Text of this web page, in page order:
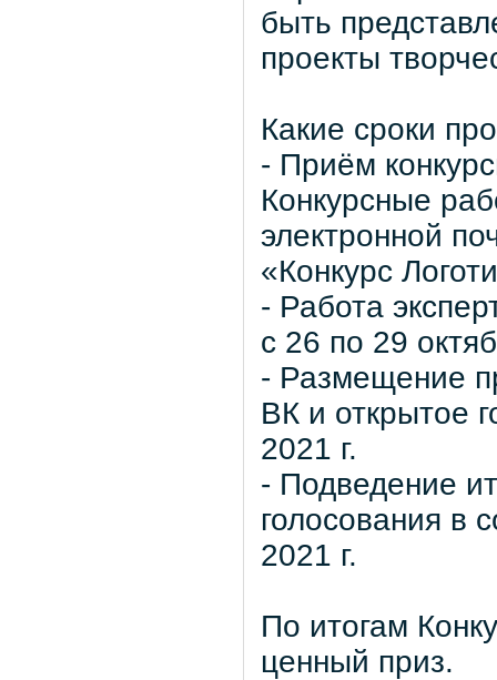
быть
проекты
Какие сроки
- Приём
Конкурсные
электронной
«Конкурс
- Работа
с 26 по 29
- Размещение
ВК и открытое
2021 г.
- Подведение
голосования в
2021 г.
По итогам
ценный приз.